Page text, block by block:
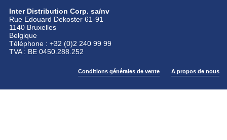
Inter Distribution Corp. sa/nv
Rue Edouard Dekoster 61-91
1140 Bruxelles
Belgique
Téléphone : +32 (0)2 240 99 99
TVA : BE 0450.288.252
Conditions générales de vente A propos de nous